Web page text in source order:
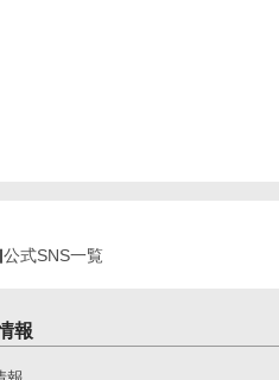
公式SNS一覧
報